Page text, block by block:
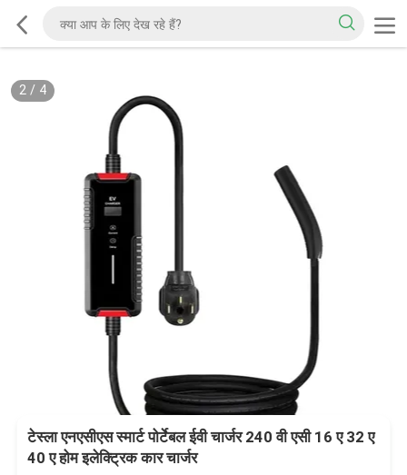
2/ 4
टेस्ला एनएसीएस स्मार्ट पोर्टेबल ईवी चार्जर 240 वी एसी 16 ए 32 ए
40 ए होम इलेक्ट्रिक कार चार्जर